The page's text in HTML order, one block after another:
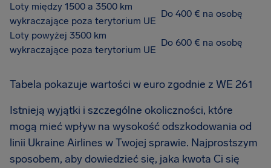
Loty między 1500 a 3500 km
wykraczające poza terytorium UE
Do 400 € na osobę
Loty powyżej 3500 km
wykraczające poza terytorium UE
Do 600 € na osobę
Tabela pokazuje wartości w euro zgodnie z WE 261
Istnieją wyjątki i szczególne okoliczności, które
mogą mieć wpływ na wysokość odszkodowania od
linii Ukraine Airlines w Twojej sprawie. Najprostszym
sposobem, aby dowiedzieć się, jaka kwota Ci się